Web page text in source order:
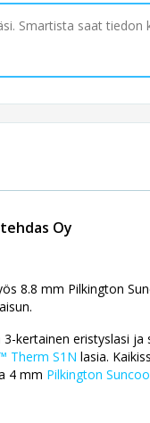
Smartista saat tiedon
Oy
8.8 mm Pilkington
kertainen eristyslasi
Therm S1N lasia.
4 mm Pilkington